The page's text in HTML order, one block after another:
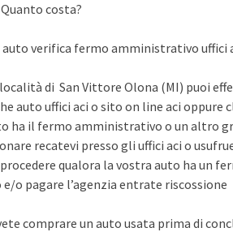
costa?
auto verifica fermo amministrativo uffici
di San Vittore Olona (MI) puoi
auto uffici aci o sito on line aci oppure
ha il fermo amministrativo o un altro
recatevi presso gli uffici aci o
qualora la vostra auto ha un
o pagare l’agenzia entrate riscossione
comprare un auto usata prima di